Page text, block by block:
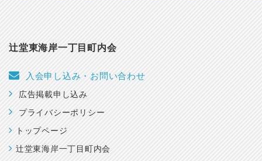
辻堂東海岸一丁目町内会
入会申し込み・お問い合わせ
広告掲載申し込み
プライバシーポリシー
トップページ
辻堂東海岸一丁目町内会